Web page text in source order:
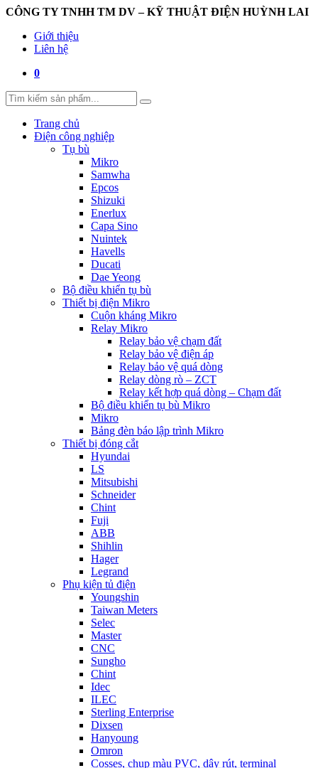
CÔNG TY TNHH TM DV – KỸ THUẬT ĐIỆN HUỲNH LAI
Giới thiệu
Liên hệ
0
Trang chủ
Điện công nghiệp
Tụ bù
Mikro
Samwha
Epcos
Shizuki
Enerlux
Capa Sino
Nuintek
Havells
Ducati
Dae Yeong
Bộ điều khiển tụ bù
Thiết bị điện Mikro
Cuộn kháng Mikro
Relay Mikro
Relay bảo vệ chạm đất
Relay bảo vệ điện áp
Relay bảo vệ quá dòng
Relay dòng rò – ZCT
Relay kết hợp quá dòng – Chạm đất
Bộ điều khiển tụ bù Mikro
Mikro
Bảng đèn báo lập trình Mikro
Thiết bị đóng cắt
Hyundai
LS
Mitsubishi
Schneider
Chint
Fuji
ABB
Shihlin
Hager
Legrand
Phụ kiện tủ điện
Youngshin
Taiwan Meters
Selec
Master
CNC
Sungho
Chint
Idec
ILEC
Sterling Enterprise
Dixsen
Hanyoung
Omron
Cosses, chụp màu PVC, dây rút, terminal